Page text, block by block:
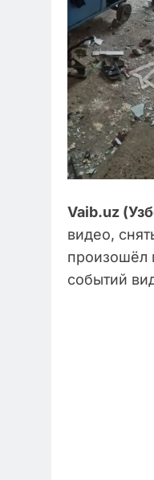
Vaib.uz
видео,
произошёл
событий